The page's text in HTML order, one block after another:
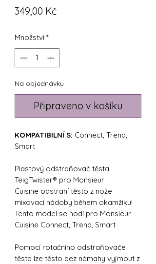
349,00 KčCena
Množství *
Na objednávku
Připraveno v košíku
KOMPATIBILNÍ S: Connect, Trend,
Smart
Plastový odstraňovač těsta
TeigTwister® pro Monsieur
Cuisine odstraní těsto z nože
mixovací nádoby během okamžiku!
Tento model se hodí pro Monsieur
Cuisine Connect, Trend, Smart
Pomocí rotačního odstraňovače
těsta lze těsto bez námahy vyjmout z